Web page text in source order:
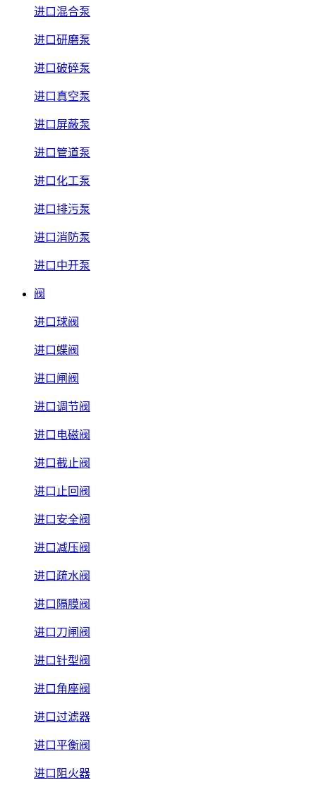
进口混合泵
进口研磨泵
进口破碎泵
进口真空泵
进口屏蔽泵
进口管道泵
进口化工泵
进口排污泵
进口消防泵
进口中开泵
阀
进口球阀
进口蝶阀
进口闸阀
进口调节阀
进口电磁阀
进口截止阀
进口止回阀
进口安全阀
进口减压阀
进口疏水阀
进口隔膜阀
进口刀闸阀
进口针型阀
进口角座阀
进口过滤器
进口平衡阀
进口阻火器